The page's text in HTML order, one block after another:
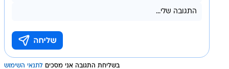
בשליחת התגובה אני מסכים לתנאי השימוש